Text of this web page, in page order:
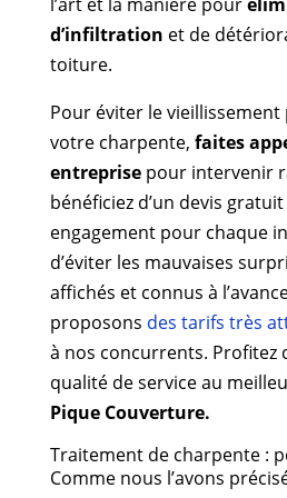
d’infiltration et de
toiture.
Pour éviter le
votre charpente, faites
entreprisepour intervenir
bénéficiez d’un devis
engagement pour chaque
d’éviter les mauvaises
affichés et connus à
proposons des tarifs très
à nos concurrents. Profitez
qualité de service au
Pique Couverture.
Traitement de charpente :
Comme nous l’avons